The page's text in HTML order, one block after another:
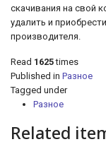
скачивания на свой
удалить и
производителя.
Read 1625times
Published in Разное
Tagged under
Разное
Related